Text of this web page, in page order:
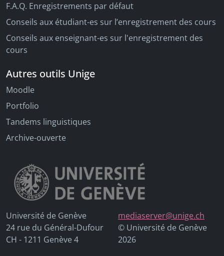
F.A.Q. Enregistrements par défaut
Conseils aux étudiant-es sur l’enregistrement des cours
Conseils aux enseignant-es sur l'enregistrement des
cours
Autres outils Unige
Moodle
Portfolio
Tandems linguistiques
Archive-ouverte
Université de Genève
24 rue du Général-Dufour
CH - 1211 Genève 4
mediaserver@unige.ch
© Université de Genève
2026